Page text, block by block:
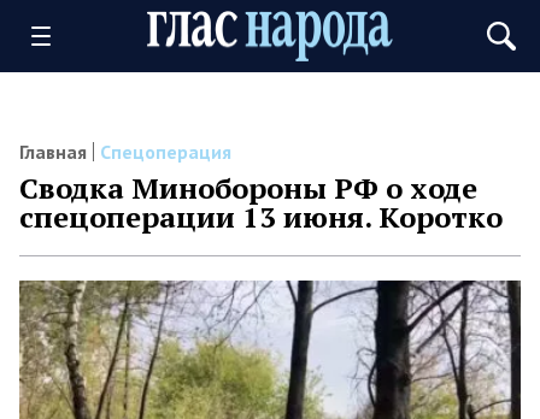
Главная Спецоперация
Сводка Минобороны РФ о ходе
спецоперации 13 июня. Коротко